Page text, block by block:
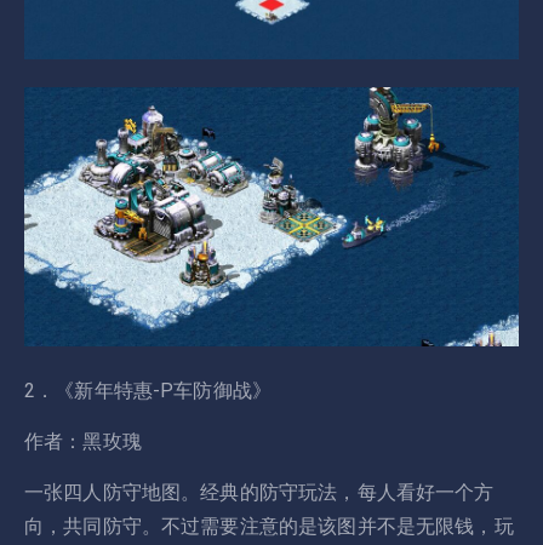
2．《新年特惠-P车防御战》
作者：黑玫瑰
一张四人防守地图。经典的防守玩法，每人看好一个方
向，共同防守。不过需要注意的是该图并不是无限钱，玩